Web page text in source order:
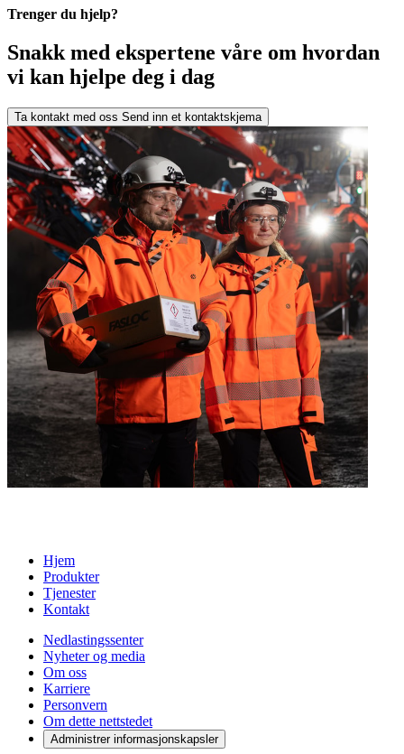
Trenger du hjelp?
Snakk med ekspertene våre om hvordan
vi kan hjelpe deg i dag
Ta kontakt med oss Send inn et kontaktskjema
Hjem
Produkter
Tjenester
Kontakt
Nedlastingssenter
Nyheter og media
Om oss
Karriere
Personvern
Om dette nettstedet
Administrer informasjonskapsler